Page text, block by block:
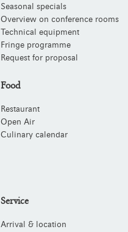
Seasonal specials
Overview on conference rooms
Technical equipment
Fringe programme
Request for proposal
Food
Restaurant
Open Air
Culinary calendar
Service
Arrival & location